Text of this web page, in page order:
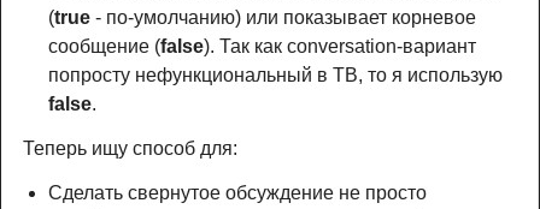
(true- по-умолчанию) или показывает корневое
сообщение (false). Так как conversation-вариант
попросту нефункциональный в TB, то я использую
false.
Теперь ищу способ для:
Сделать свернутое обсуждение не просто